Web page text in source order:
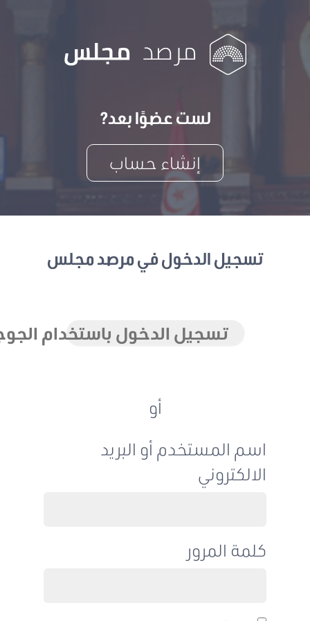
لست عضوًا بعد?
إنشاء حساب
تسجيل الدخول في مرصد مجلس
تسجيل الدخول باستخدام الجوجل
اسم المستخدم أو البريد
الالكتروني
كلمة المرور